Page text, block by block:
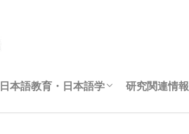
日本語教育・日本語学 研究関連情報